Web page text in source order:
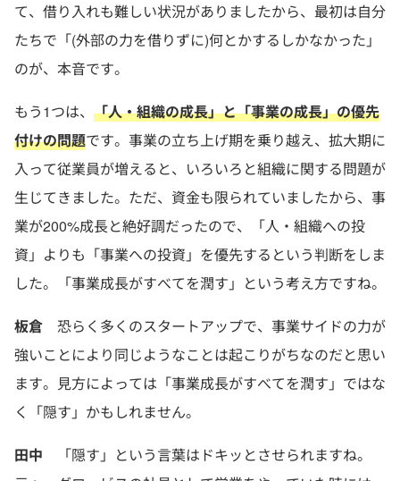
て、借り入れも難しい状況がありましたから、最初は自分
たちで「(外部の力を借りずに)何とかするしかなかった」
のが、本音です。
もう1つは、 「人・組織の成長」と「事業の成長」の優先
付けの問題です。事業の立ち上げ期を乗り越え、拡大期に
入って従業員が増えると、いろいろと組織に関する問題が
生じてきました。ただ、資金も限られていましたから、事
業が200%成長と絶好調だったので、「人・組織への投
資」よりも「事業への投資」を優先するという判断をしま
した。「事業成長がすべてを潤す」という考え方ですね。
板倉 恐らく多くのスタートアップで、事業サイドの力が
強いことにより同じようなことは起こりがちなのだと思い
ます。見方によっては「事業成長がすべてを潤す」ではな
く「隠す」かもしれません。
田中
「隠す」という言葉はドキッとさせられますね。